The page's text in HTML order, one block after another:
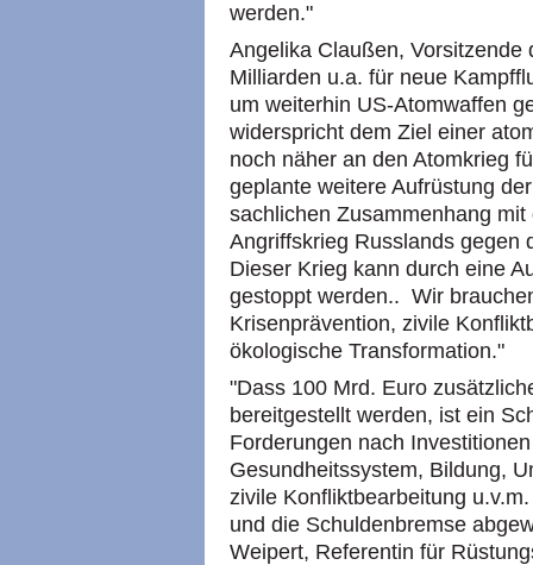
werden."
Angelika Claußen, Vorsitzende
Milliarden u.a. für neue
um weiterhin US-Atomwaffen
widerspricht dem Ziel einer
noch näher an den Atomkrieg
geplante weitere Aufrüstung
sachlichen Zusammenhang
Angriffskrieg Russlands gegen
Dieser Krieg kann durch eine
gestoppt werden.. Wir
Krisenprävention, zivile
ökologische Transformation."
"Dass 100 Mrd. Euro
bereitgestellt werden, ist ein
Forderungen nach
Gesundheitssystem, Bildung,
zivile Konfliktbearbeitung
und die Schuldenbremse
Weipert, Referentin für